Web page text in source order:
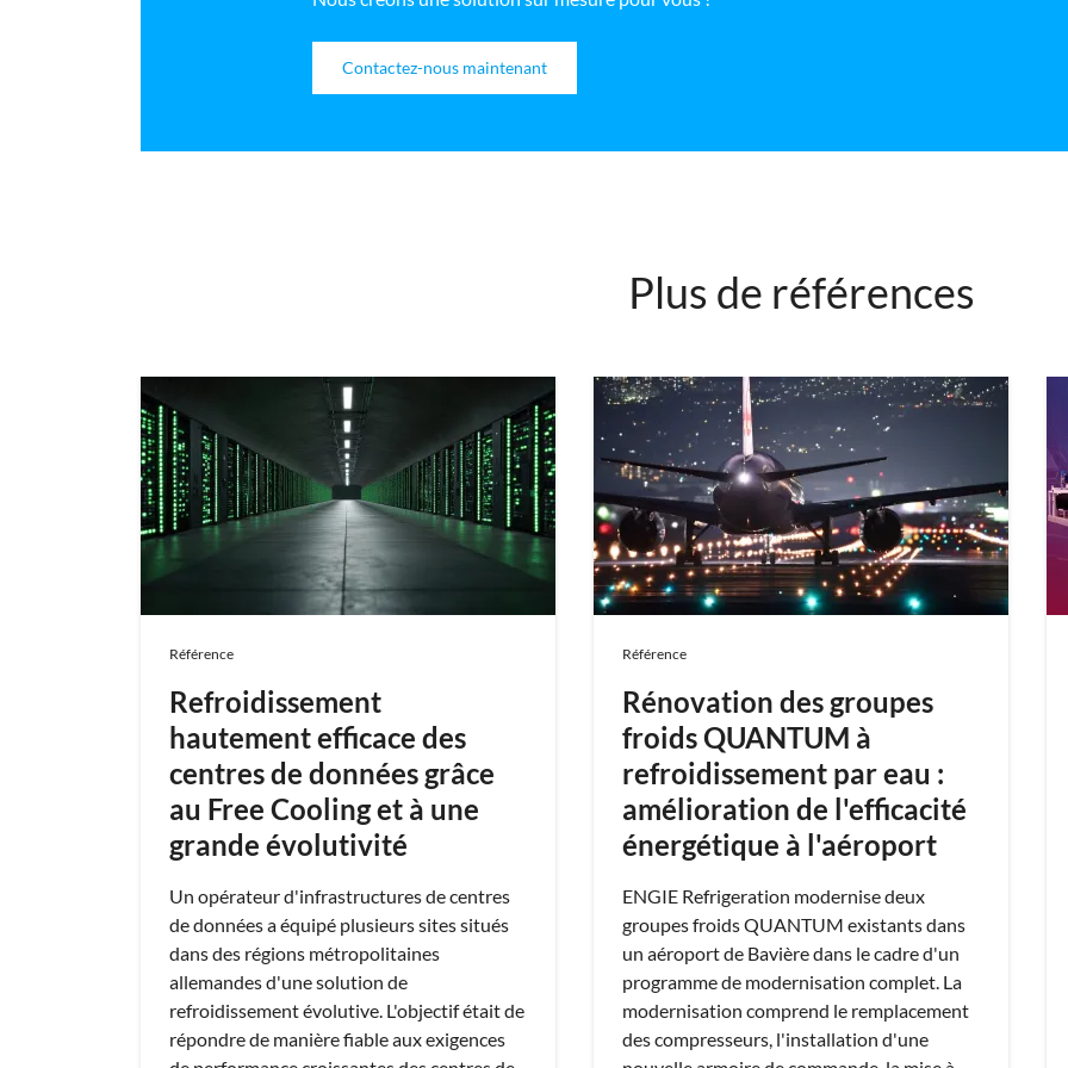
Contactez-nous maintenant
Plus de références
Référence
Refroidissement
hautement efficace des
centres de données grâce
au Free Cooling et à une
grande évolutivité
Un opérateur d'infrastructures de centres
de données a équipé plusieurs sites situés
dans des régions métropolitaines
allemandes d'une solution de
refroidissement évolutive. L'objectif était de
répondre de manière fiable aux exigences
Référence
Rénovation des groupes
froids QUANTUM à
refroidissement par eau :
amélioration de l'efficacité
énergétique à l'aéroport
ENGIE Refrigeration modernise deux
groupes froids QUANTUM existants dans
un aéroport de Bavière dans le cadre d'un
programme de modernisation complet. La
modernisation comprend le remplacement
des compresseurs, l'installation d'une